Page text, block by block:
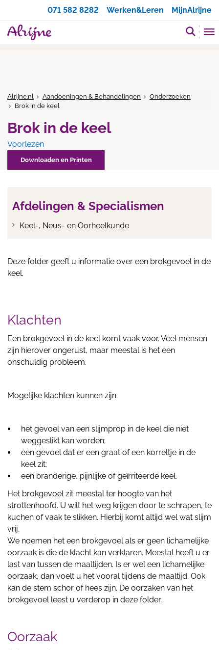
071 582 8282
Werken&Leren MijnAlrijne
Alrijne.nl Aandoeningen & Behandelingen
Onderzoeken
Brok in de keel
Brok in de keel
Voorlezen
Downloaden en Printen
Afdelingen & Specialismen
Keel-, Neus- en Oorheelkunde
Deze folder geeft u informatie over een brokgevoel in de
keel.
Klachten
Een brokgevoel in de keel komt vaak voor. Veel mensen
zijn hierover ongerust, maar meestal is het een
onschuldig probleem.
Mogelijke klachten kunnen zijn:
het gevoel van een slijmprop in de keel die niet
weggeslikt kan worden;
een gevoel dat er een graat of een korreltje in de
keel zit;
een branderige, pijnlijke of geïrriteerde keel.
Het brokgevoel zit meestal ter hoogte van het
strottenhoofd. U wilt het weg krijgen door te schrapen, te
kuchen of vaak te slikken. Hierbij komt altijd wel wat slijm
vrij.
We noemen het een brokgevoel als er geen lichamelijke
oorzaak is die de klacht kan verklaren. Meestal heeft u er
last van tussen de maaltijden. Is er wel een lichamelijke
oorzaak, dan voelt u het vooral tijdens de maaltijd. Ook
kan de stem schor of hees zijn. De oorzaken van het
brokgevoel leest u verderop in deze folder.
Oorzaak